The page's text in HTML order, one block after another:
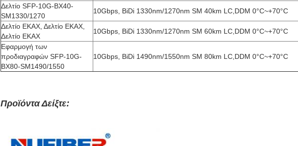
Δελτίο SFP-10G-BX40-
SM1330/1270
10Gbps, BiDi 1330nm/1270nm SM 40km LC,DDM 0°C~+70°C
Δελτίο ΕΚΑΧ, Δελτίο ΕΚΑΧ,
Δελτίο ΕΚΑΧ
10Gbps, BiDi 1330nm/1270nm SM 60km LC,DDM 0°C~+70°C
Εφαρμογή των
προδιαγραφών SFP-10G-
BX80-SM1490/1550
10Gbps, BiDi 1490nm/1550nm SM 80km LC,DDM 0°C~+70°C
Προϊόντα Δείξτε: